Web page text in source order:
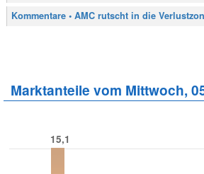
Kommentare • AMC rutscht in die
Marktanteile vom Mittwoch,
15,1